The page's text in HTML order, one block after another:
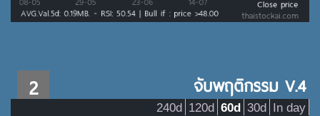
2 จับพฤติกรรม V.4
In day
30d
60d
120d
240d